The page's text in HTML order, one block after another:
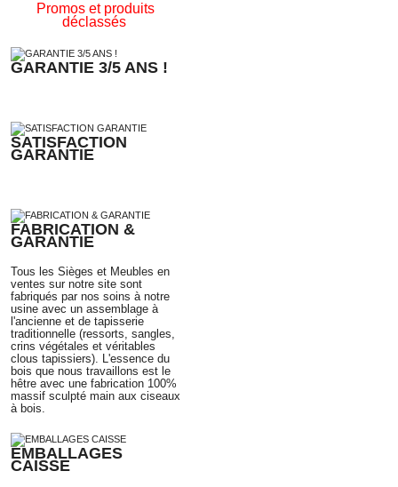
Promos et produits
déclassés
GARANTIE 3/5 ANS !
SATISFACTION
GARANTIE
FABRICATION &
GARANTIE
Tous les Sièges et Meubles en
ventes sur notre site sont
fabriqués par nos soins à notre
usine avec un assemblage à
l'ancienne et de tapisserie
traditionnelle (ressorts, sangles,
crins végétales et véritables
clous tapissiers). L'essence du
bois que nous travaillons est le
hêtre avec une fabrication 100%
massif sculpté main aux ciseaux
à bois.
EMBALLAGES
CAISSE